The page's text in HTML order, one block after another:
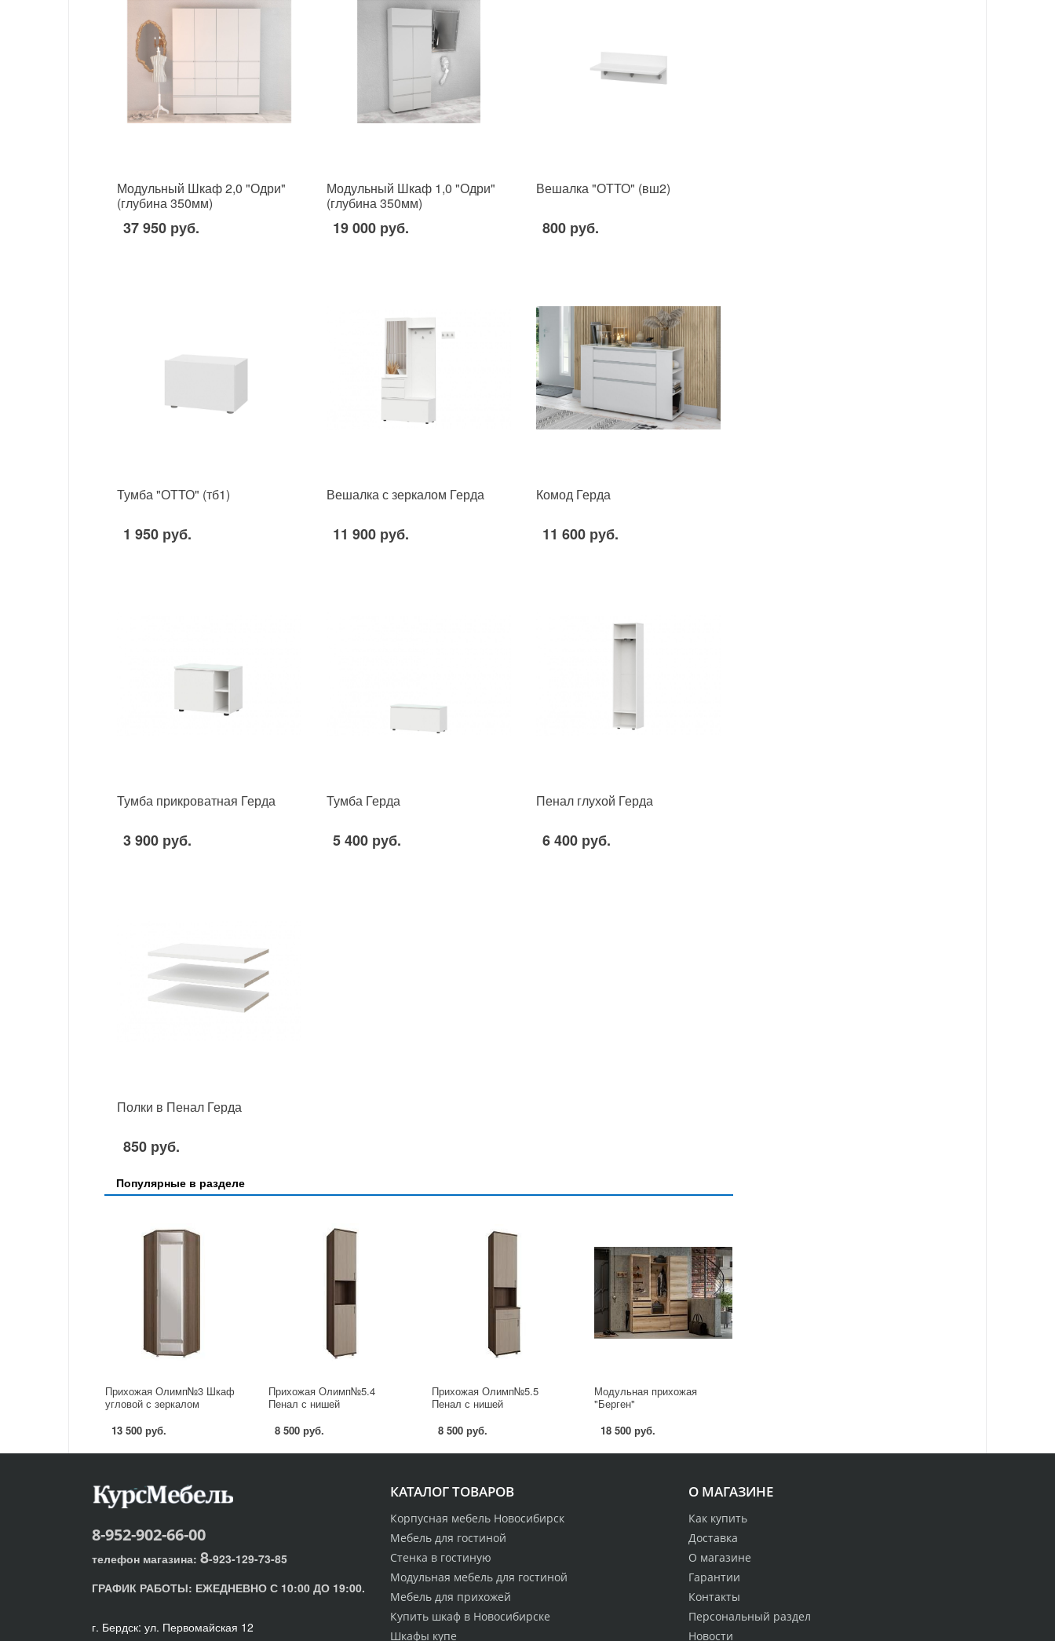
Модульный Шкаф 2,0 "Одри"
(глубина 350мм)
37 950 руб.
Модульный Шкаф 1,0 "Одри"
(глубина 350мм)
19 000 руб.
Вешалка "ОТТО" (вш2)
800 руб.
Тумба "ОТТО" (тб1)
1 950 руб.
Вешалка с зеркалом Герда
11 900 руб.
Комод Герда
11 600 руб.
Тумба прикроватная Герда
3 900 руб.
Тумба Герда
5 400 руб.
Пенал глухой Герда
6 400 руб.
Полки в Пенал Герда
850 руб.
Популярные в разделе
Прихожая Олимп№3 Шкаф
угловой с зеркалом
13 500 руб.
Прихожая Олимп№5.4
Пенал с нишей
8 500 руб.
Прихожая Олимп№5.5
Пенал с нишей
8 500 руб.
Модульная прихожая
"Берген"
18 500 руб.
О МАГАЗИНЕ
Как купить
Доставка
О магазине
Гарантии
Контакты
Персональный раздел
Новости
КАТАЛОГ ТОВАРОВ
Корпусная мебель Новосибирск
Мебель для гостиной
Стенка в гостиную
Модульная мебель для гостиной
Мебель для прихожей
Купить шкаф в Новосибирске
Шкафы купе
8-952-902-66-00
телефон магазина: 8-923-129-73-85
ГРАФИК РАБОТЫ: ЕЖЕДНЕВНО С 10:00 ДО 19:00.
г. Бердск: ул. Первомайская 12